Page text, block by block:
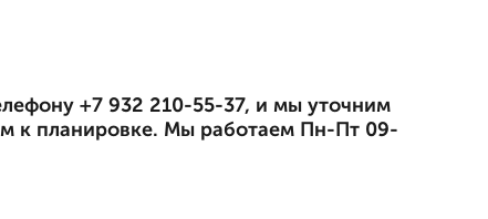
+7 932 210-55-37, и мы уточним
к планировке. Мы работаем Пн-Пт 09-